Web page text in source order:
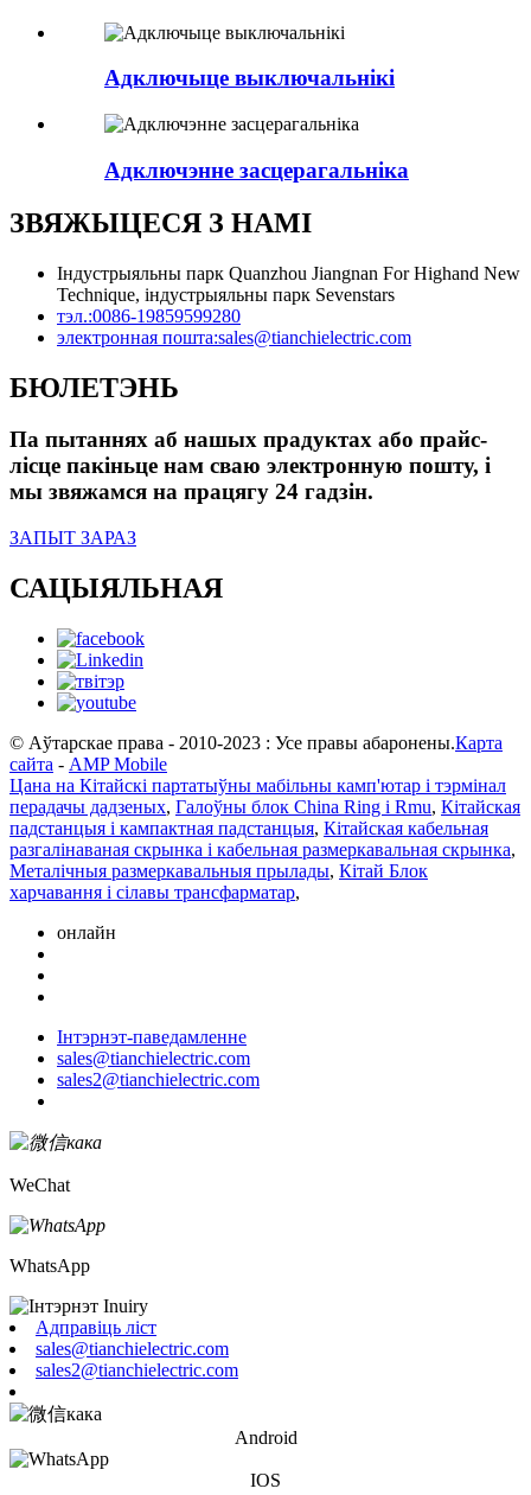
Адключыце выключальнікі
Адключэнне засцерагальніка
ЗВЯЖЫЦЕСЯ З НАМІ
Індустрыяльны парк Quanzhou Jiangnan For Highand New
Technique, індустрыяльны парк Sevenstars
тэл.:0086-19859599280
электронная пошта:sales@tianchielectric.com
БЮЛЕТЭНЬ
Па пытаннях аб нашых прадуктах або прайс-
лісце пакіньце нам сваю электронную пошту, і
мы звяжамся на працягу 24 гадзін.
ЗАПЫТ ЗАРАЗ
САЦЫЯЛЬНАЯ
© Аўтарскае права - 2010-2023 : Усе правы абаронены.Карта
сайта - AMP Mobile
Цана на Кітайскі партатыўны мабільны камп'ютар і тэрмінал
перадачы дадзеных, Галоўны блок China Ring і Rmu, Кітайская
падстанцыя і кампактная падстанцыя, Кітайская кабельная
разгалінаваная скрынка і кабельная размеркавальная скрынка,
Металічныя размеркавальныя прылады, Кітай Блок
харчавання і сілавы трансфарматар,
онлайн
Інтэрнэт-паведамленне
sales@tianchielectric.com
sales2@tianchielectric.com
WeChat
WhatsApp
Адправіць ліст
sales@tianchielectric.com
sales2@tianchielectric.com
Android
IOS